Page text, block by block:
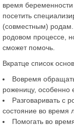
время
посетить
(совместным)
родовом процессе,
сможет помочь.
Вкратце список
Вовремя
роженицу, особенно
Разговаривать с
состояние во время
Помогать во